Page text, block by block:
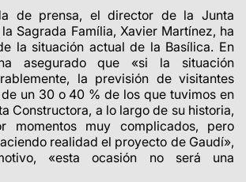
de prensa, el director de la Junta
Sagrada Família, Xavier Martínez, ha
la situación actual de la Basílica. En
asegurado que «si la situación
la previsión de visitantes
un 30 o 40 % de los que tuvimos en
Constructora, a lo largo de su historia,
momentos muy complicados, pero
realidad el proyecto de Gaudí»,
«esta ocasión no será una